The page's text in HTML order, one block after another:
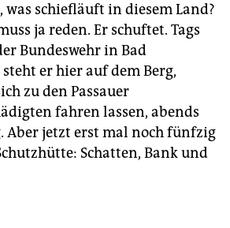
was schiefläuft in diesem Land?
ja reden. Er schuftet. Tags
Bundeswehr in Bad
er hier auf dem Berg,
zu den Passauer
fahren lassen, abends
Aber jetzt erst mal noch fünfzig
Schatten, Bank und